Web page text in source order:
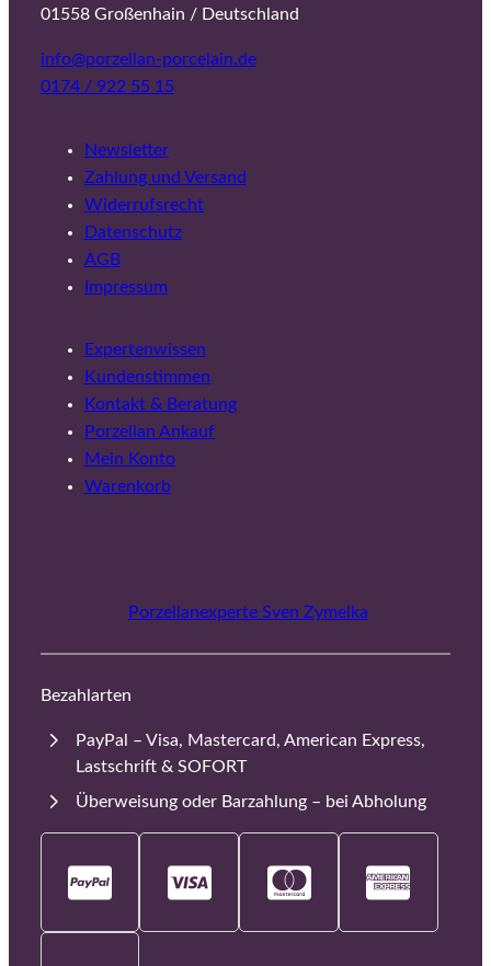
01558 Großenhain / Deutschland
info@porzellan-porcelain.de
0174 / 922 55 15
Newsletter
Zahlung und Versand
Widerrufsrecht
Datenschutz
AGB
Impressum
Expertenwissen
Kundenstimmen
Kontakt & Beratung
Porzellan Ankauf
Mein Konto
Warenkorb
Porzellanexperte Sven Zymelka
Bezahlarten
PayPal – Visa, Mastercard, American Express,
Lastschrift & SOFORT
Überweisung oder Barzahlung – bei Abholung